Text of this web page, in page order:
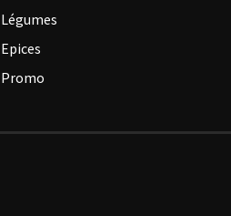
Légumes
Epices
Promo